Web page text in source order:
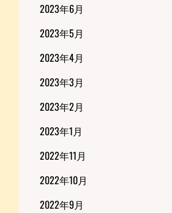
2023年6月
2023年5月
2023年4月
2023年3月
2023年2月
2023年1月
2022年11月
2022年10月
2022年9月